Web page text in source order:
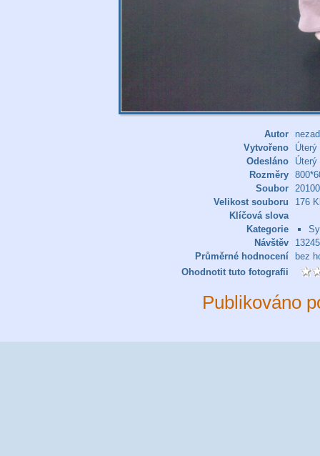
Autor
Vytvořeno
Úterý
Odesláno
Úterý
Rozměry
Soubor
Velikost souboru
176
Klíčová slova
Kategorie
Návštěv
Průměrné hodnocení
bez
Ohodnotit tuto fotografii
Publikováno